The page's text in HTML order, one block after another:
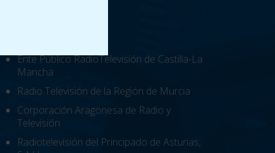
Ente Público RadioTelevisión de Castilla-La
Mancha
Radio Televisión de la Región de Murcia
Corporación Aragonesa de Radio y
Televisión
Radiotelevisión del Principado de Asturias,